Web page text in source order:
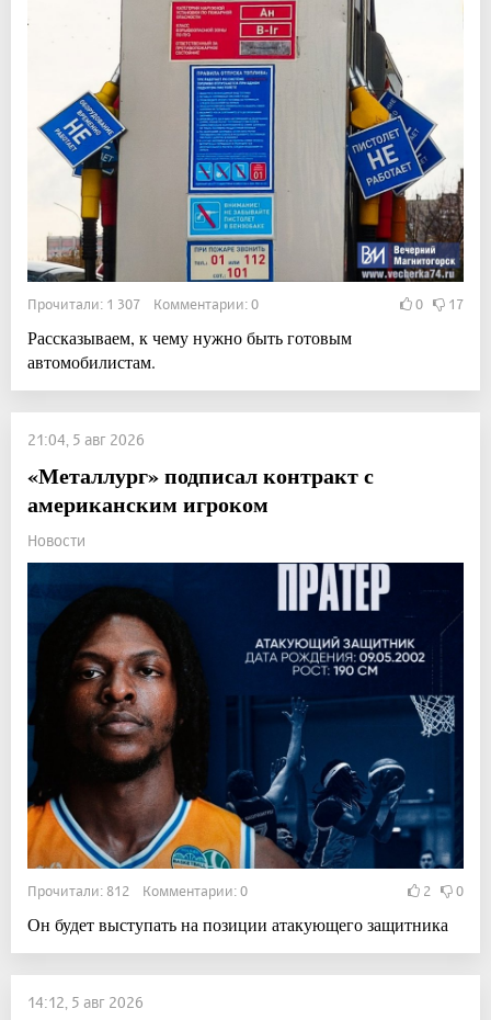
Прочитали: 1 307 Комментарии: 0 0 17
Рассказываем, к чему нужно быть готовым
автомобилистам.
21:04, 5 авг 2026
«Металлург» подписал контракт с
американским игроком
Новости
Прочитали: 812 Комментарии: 0 2 0
Он будет выступать на позиции атакующего защитника
14:12, 5 авг 2026